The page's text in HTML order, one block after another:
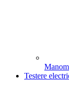
Testere